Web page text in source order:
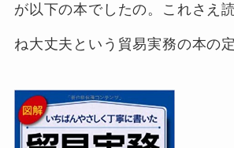
が以下の本でしたの。これさえ
ね大丈夫という貿易実務の本の